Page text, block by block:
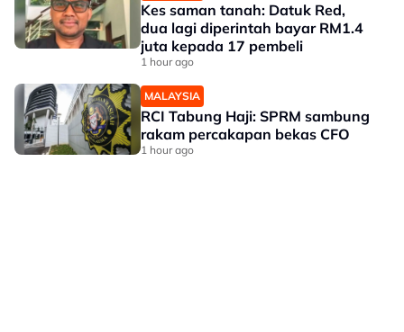
Kes saman tanah: Datuk Red,
dua lagi diperintah bayar RM1.4
juta kepada 17 pembeli
1 hour ago
MALAYSIA
RCI Tabung Haji: SPRM sambung
rakam percakapan bekas CFO
1 hour ago